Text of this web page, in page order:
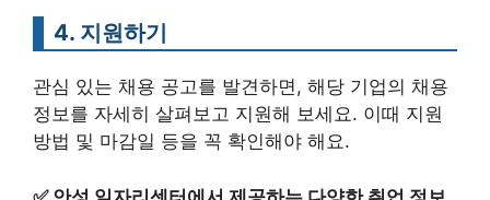
4. 지원하기
관심 있는 채용 공고를 발견하면, 해당 기업의 채용
정보를 자세히 살펴보고 지원해 보세요. 이때 지원
방법 및 마감일 등을 꼭 확인해야 해요.